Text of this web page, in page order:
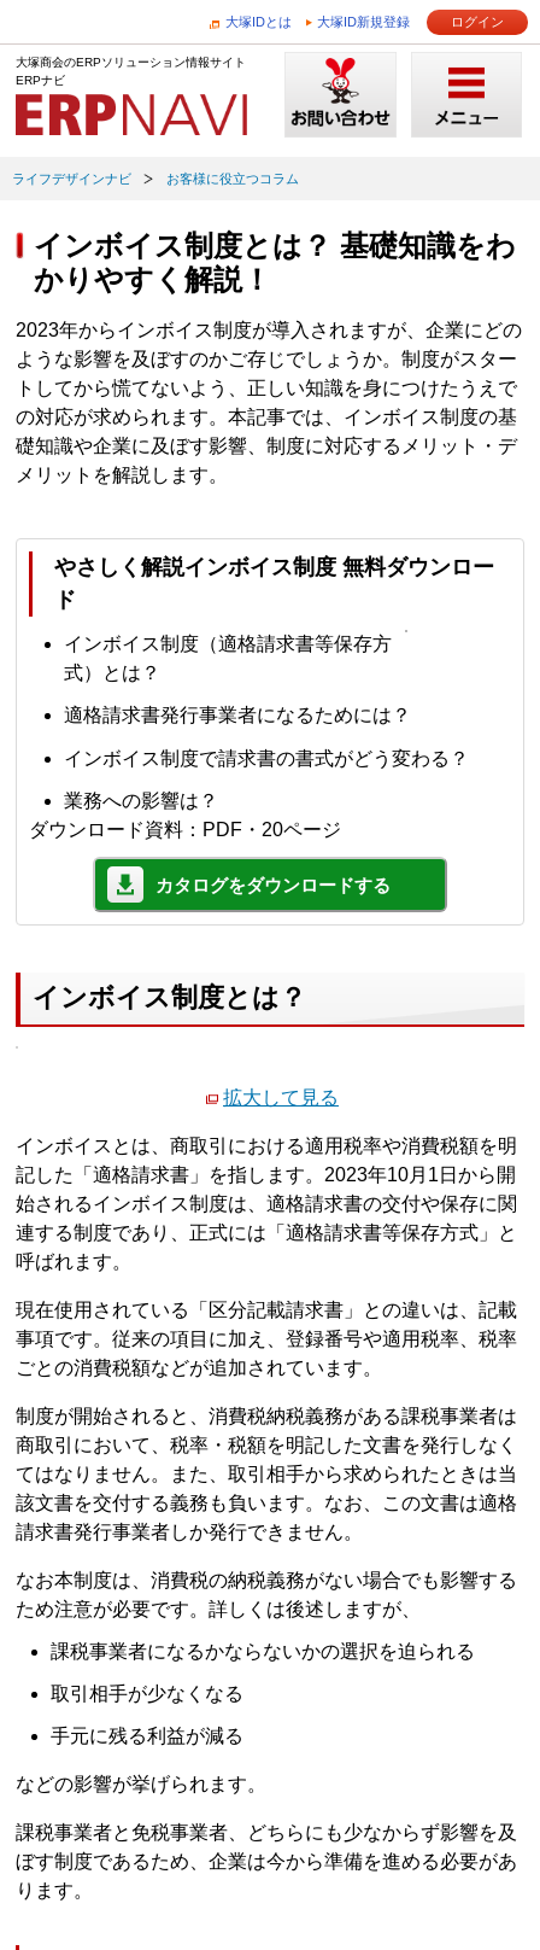
大塚IDとは 大塚ID新規登録 ログイン
大塚商会のERPソリューション情報サイト
ERPナビ
ライフデザインナビ お客様に役立つコラム
インボイス制度とは？ 基礎知識をわ
かりやすく解説！
2023年からインボイス制度が導入されますが、企業にどの
ような影響を及ぼすのかご存じでしょうか。制度がスター
トしてから慌てないよう、正しい知識を身につけたうえで
の対応が求められます。本記事では、インボイス制度の基
礎知識や企業に及ぼす影響、制度に対応するメリット・デ
メリットを解説します。
やさしく解説インボイス制度 無料ダウンロー
ド
インボイス制度（適格請求書等保存方
式）とは？
適格請求書発行事業者になるためには？
インボイス制度で請求書の書式がどう変わる？
業務への影響は？
ダウンロード資料：PDF・20ページ
カタログをダウンロードする
インボイス制度とは？
拡大して見る
インボイスとは、商取引における適用税率や消費税額を明
記した「適格請求書」を指します。2023年10月1日から開
始されるインボイス制度は、適格請求書の交付や保存に関
連する制度であり、正式には「適格請求書等保存方式」と
呼ばれます。
現在使用されている「区分記載請求書」との違いは、記載
事項です。従来の項目に加え、登録番号や適用税率、税率
ごとの消費税額などが追加されています。
制度が開始されると、消費税納税義務がある課税事業者は
商取引において、税率・税額を明記した文書を発行しなく
てはなりません。また、取引相手から求められたときは当
該文書を交付する義務も負います。なお、この文書は適格
請求書発行事業者しか発行できません。
なお本制度は、消費税の納税義務がない場合でも影響する
ため注意が必要です。詳しくは後述しますが、
課税事業者になるかならないかの選択を迫られる
取引相手が少なくなる
手元に残る利益が減る
などの影響が挙げられます。
課税事業者と免税事業者、どちらにも少なからず影響を及
ぼす制度であるため、企業は今から準備を進める必要があ
ります。